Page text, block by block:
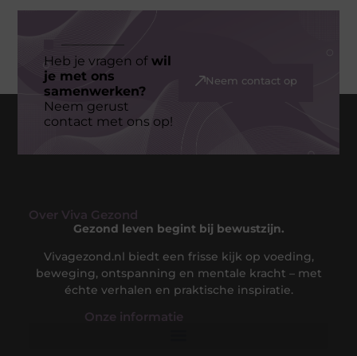
Heb je vragen ofwil
je met ons
samenwerken?
Neem gerust
contact met ons op!
Neem contact op
Over Viva Gezond
Gezond leven begint bij bewustzijn.
Vivagezond.nl biedt een frisse kijk op voeding,
beweging, ontspanning en mentale kracht – met
échte verhalen en praktische inspiratie.
Onze informatie​